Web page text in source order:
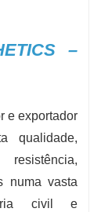
–
e exportador
qualidade,
numa vasta
civil e